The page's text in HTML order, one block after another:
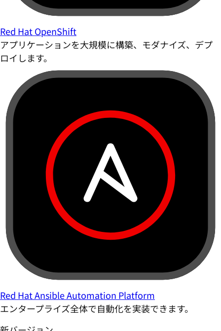
Red Hat OpenShift
アプリケーションを大規模に構築、モダナイズ、デプ
ロイします。
Red Hat Ansible Automation Platform
エンタープライズ全体で自動化を実装できます。